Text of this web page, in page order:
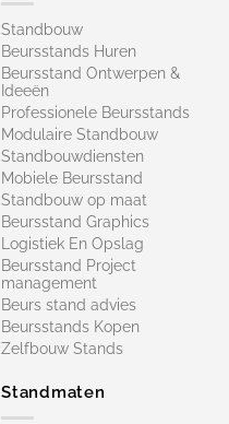
Standbouw
Beursstands Huren
Beursstand Ontwerpen &
Ideeën
Professionele Beursstands
Modulaire Standbouw
Standbouwdiensten
Mobiele Beursstand
Standbouw op maat​
Beursstand Graphics
Logistiek En Opslag
Beursstand Project
management
Beurs stand advies
Beursstands Kopen
Zelfbouw Stands
Standmaten